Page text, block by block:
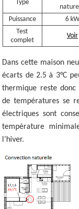
Type
Puissance
6 kW
Test
complet
Voir
Dans cette maison
écarts de 2.5 à 3°C
thermique reste
de températures se
électriques sont
température
l’hiver.